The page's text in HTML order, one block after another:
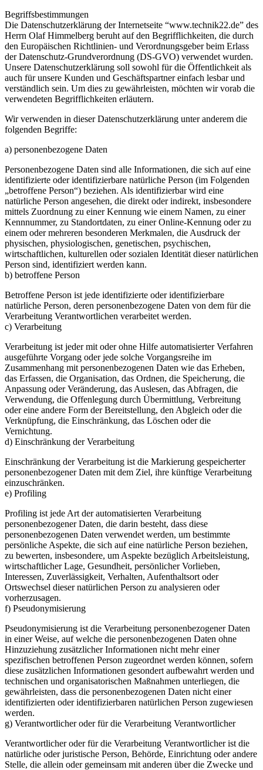
Begriffsbestimmungen
Die Datenschutzerklärung der Internetseite “www.technik22.de” des
Herrn Olaf Himmelberg beruht auf den Begrifflichkeiten, die durch
den Europäischen Richtlinien- und Verordnungsgeber beim Erlass
der Datenschutz-Grundverordnung (DS-GVO) verwendet wurden.
Unsere Datenschutzerklärung soll sowohl für die Öffentlichkeit als
auch für unsere Kunden und Geschäftspartner einfach lesbar und
verständlich sein. Um dies zu gewährleisten, möchten wir vorab die
verwendeten Begrifflichkeiten erläutern.
Wir verwenden in dieser Datenschutzerklärung unter anderem die
folgenden Begriffe:
a) personenbezogene Daten
Personenbezogene Daten sind alle Informationen, die sich auf eine
identifizierte oder identifizierbare natürliche Person (im Folgenden
„betroffene Person“) beziehen. Als identifizierbar wird eine
natürliche Person angesehen, die direkt oder indirekt, insbesondere
mittels Zuordnung zu einer Kennung wie einem Namen, zu einer
Kennnummer, zu Standortdaten, zu einer Online-Kennung oder zu
einem oder mehreren besonderen Merkmalen, die Ausdruck der
physischen, physiologischen, genetischen, psychischen,
wirtschaftlichen, kulturellen oder sozialen Identität dieser natürlichen
Person sind, identifiziert werden kann.
b) betroffene Person
Betroffene Person ist jede identifizierte oder identifizierbare
natürliche Person, deren personenbezogene Daten von dem für die
Verarbeitung Verantwortlichen verarbeitet werden.
c) Verarbeitung
Verarbeitung ist jeder mit oder ohne Hilfe automatisierter Verfahren
ausgeführte Vorgang oder jede solche Vorgangsreihe im
Zusammenhang mit personenbezogenen Daten wie das Erheben,
das Erfassen, die Organisation, das Ordnen, die Speicherung, die
Anpassung oder Veränderung, das Auslesen, das Abfragen, die
Verwendung, die Offenlegung durch Übermittlung, Verbreitung
oder eine andere Form der Bereitstellung, den Abgleich oder die
Verknüpfung, die Einschränkung, das Löschen oder die
Vernichtung.
d) Einschränkung der Verarbeitung
Einschränkung der Verarbeitung ist die Markierung gespeicherter
personenbezogener Daten mit dem Ziel, ihre künftige Verarbeitung
einzuschränken.
e) Profiling
Profiling ist jede Art der automatisierten Verarbeitung
personenbezogener Daten, die darin besteht, dass diese
personenbezogenen Daten verwendet werden, um bestimmte
persönliche Aspekte, die sich auf eine natürliche Person beziehen,
zu bewerten, insbesondere, um Aspekte bezüglich Arbeitsleistung,
wirtschaftlicher Lage, Gesundheit, persönlicher Vorlieben,
Interessen, Zuverlässigkeit, Verhalten, Aufenthaltsort oder
Ortswechsel dieser natürlichen Person zu analysieren oder
vorherzusagen.
f) Pseudonymisierung
Pseudonymisierung ist die Verarbeitung personenbezogener Daten
in einer Weise, auf welche die personenbezogenen Daten ohne
Hinzuziehung zusätzlicher Informationen nicht mehr einer
spezifischen betroffenen Person zugeordnet werden können, sofern
diese zusätzlichen Informationen gesondert aufbewahrt werden und
technischen und organisatorischen Maßnahmen unterliegen, die
gewährleisten, dass die personenbezogenen Daten nicht einer
identifizierten oder identifizierbaren natürlichen Person zugewiesen
werden.
g) Verantwortlicher oder für die Verarbeitung Verantwortlicher
Verantwortlicher oder für die Verarbeitung Verantwortlicher ist die
natürliche oder juristische Person, Behörde, Einrichtung oder andere
Stelle, die allein oder gemeinsam mit anderen über die Zwecke und